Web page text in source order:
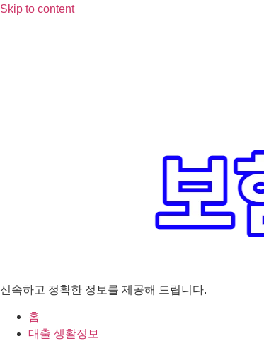
Skip to content
신속하고 정확한 정보를 제공해 드립니다.
홈
대출 생활정보